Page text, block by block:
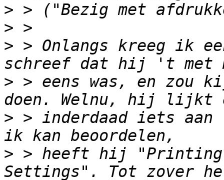
>
>
> > Onlangs kreeg ik
> > eens was, en zou
> > inderdaad iets aan
> > heeft hij